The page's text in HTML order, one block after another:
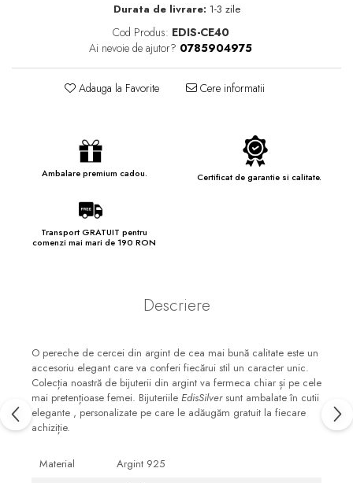
Durata de livrare: 1-3 zile
Cod Produs: EDIS-CE40
Ai nevoie de ajutor? 0785904975
Adauga la Favorite Cere informatii
Ambalare premium cadou. Certificat de garantie si calitate.
Transport GRATUIT pentru
comenzi mai mari de 190 RON
Descriere
O pereche de cercei din argint de cea mai bună calitate este un
accesoriu elegant care va conferi fiecărui stil un caracter unic.
Colecția noastră de bijuterii din argint va fermeca chiar și pe cele
mai pretențioase femei. Bijuteriile EdisSilversunt ambalate în cutii
elegante , personalizate pe care le adăugăm gratuit la fiecare
achiziție.
Material
Argint 925